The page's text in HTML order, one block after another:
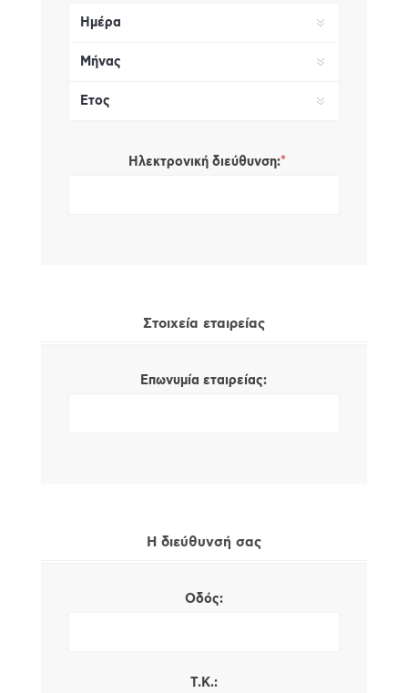
Ηλεκτρονική διεύθυνση:*
Στοιχεία εταιρείας
Επωνυμία εταιρείας:
Η διεύθυνσή σας
Οδός:
Τ.Κ.: